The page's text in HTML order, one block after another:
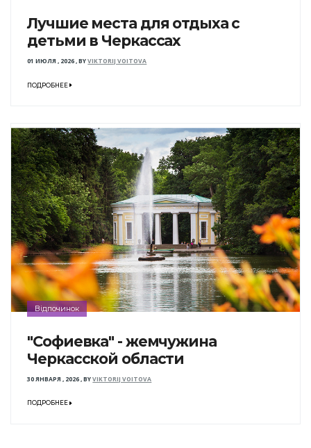
Лучшие места для отдыха с
детьми в Черкассах
01 ИЮЛЯ , 2026,BYVIKTORIJ VOITOVA
ПОДРОБНЕЕ
Відпочинок
"Софиевка" - жемчужина
Черкасской области
30 ЯНВАРЯ , 2026,BYVIKTORIJ VOITOVA
ПОДРОБНЕЕ